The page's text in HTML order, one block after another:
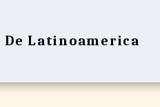
Latinoamerica